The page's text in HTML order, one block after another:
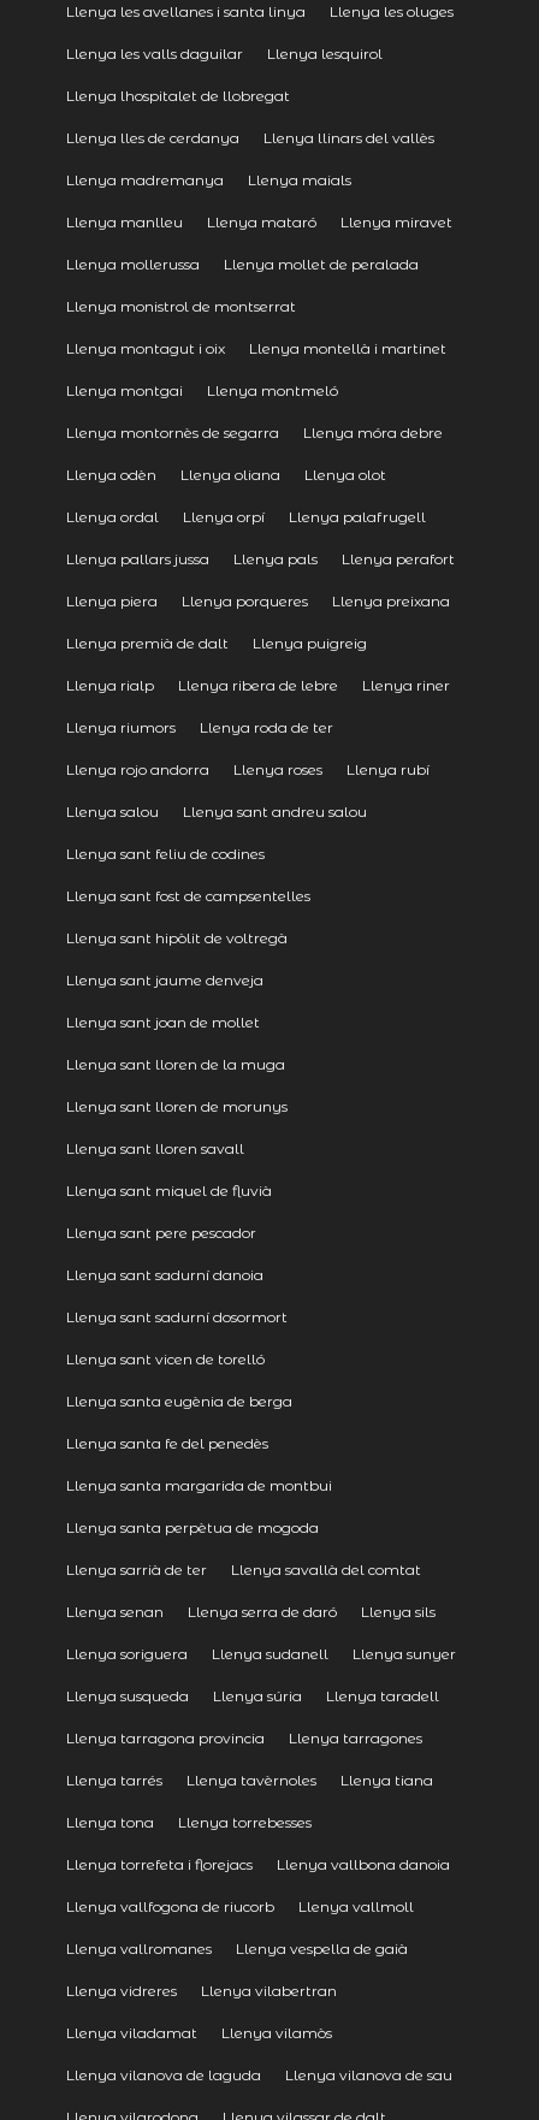
Llenya les avellanes i santa linya Llenya les oluges
Llenya les valls daguilar Llenya lesquirol
Llenya lhospitalet de llobregat
Llenya lles de cerdanya Llenya llinars del vallès
Llenya madremanya Llenya maials
Llenya manlleu Llenya mataró Llenya miravet
Llenya mollerussa Llenya mollet de peralada
Llenya monistrol de montserrat
Llenya montagut i oix Llenya montellà i martinet
Llenya montgai Llenya montmeló
Llenya montornès de segarra Llenya móra debre
Llenya odèn Llenya oliana Llenya olot
Llenya ordal Llenya orpí Llenya palafrugell
Llenya pallars jussa Llenya pals Llenya perafort
Llenya piera Llenya porqueres Llenya preixana
Llenya premià de dalt Llenya puigreig
Llenya rialp Llenya ribera de lebre Llenya riner
Llenya riumors Llenya roda de ter
Llenya rojo andorra Llenya roses Llenya rubí
Llenya salou Llenya sant andreu salou
Llenya sant feliu de codines
Llenya sant fost de campsentelles
Llenya sant hipòlit de voltregà
Llenya sant jaume denveja
Llenya sant joan de mollet
Llenya sant lloren de la muga
Llenya sant lloren de morunys
Llenya sant lloren savall
Llenya sant miquel de fluvià
Llenya sant pere pescador
Llenya sant sadurní danoia
Llenya sant sadurní dosormort
Llenya sant vicen de torelló
Llenya santa eugènia de berga
Llenya santa fe del penedès
Llenya santa margarida de montbui
Llenya santa perpètua de mogoda
Llenya sarrià de ter Llenya savallà del comtat
Llenya senan Llenya serra de daró Llenya sils
Llenya soriguera Llenya sudanell Llenya sunyer
Llenya susqueda Llenya súria Llenya taradell
Llenya tarragona provincia Llenya tarragones
Llenya tarrés Llenya tavèrnoles Llenya tiana
Llenya tona Llenya torrebesses
Llenya torrefeta i florejacs Llenya vallbona danoia
Llenya vallfogona de riucorb Llenya vallmoll
Llenya vallromanes Llenya vespella de gaià
Llenya vidreres Llenya vilabertran
Llenya viladamat Llenya vilamòs
Llenya vilanova de laguda Llenya vilanova de sau